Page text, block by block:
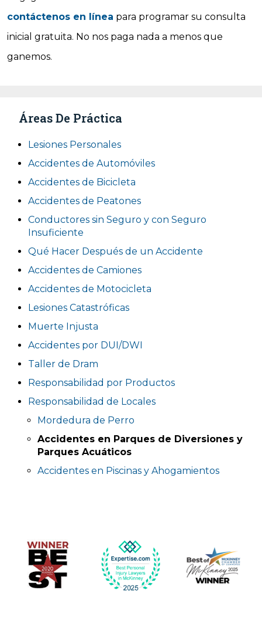
contáctenos en línea para programar su consulta
inicial gratuita. No nos paga nada a menos que
ganemos.
Áreas De Práctica
Lesiones Personales
Accidentes de Automóviles
Accidentes de Bicicleta
Accidentes de Peatones
Conductores sin Seguro y con Seguro
Insuficiente
Qué Hacer Después de un Accidente
Accidentes de Camiones
Accidentes de Motocicleta
Lesiones Catastróficas
Muerte Injusta
Accidentes por DUI/DWI
Taller de Dram
Responsabilidad por Productos
Responsabilidad de Locales
Mordedura de Perro
Accidentes en Parques de Diversiones y
Parques Acuáticos
Accidentes en Piscinas y Ahogamientos